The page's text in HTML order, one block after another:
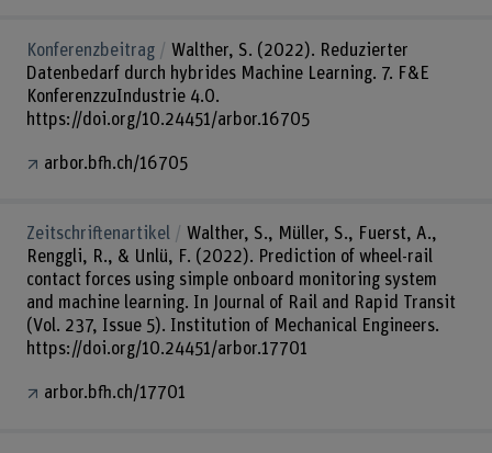
Konferenzbeitrag
Walther, S. (2022). Reduzierter
Datenbedarf durch hybrides Machine Learning. 7. F&E
KonferenzzuIndustrie 4.0.
https://doi.org/10.24451/arbor.16705
arbor.bfh.ch/16705
Zeitschriftenartikel
Walther, S., Müller, S., Fuerst, A.,
Renggli, R., & Unlü, F. (2022). Prediction of wheel-rail
contact forces using simple onboard monitoring system
and machine learning. In Journal of Rail and Rapid Transit
(Vol. 237, Issue 5). Institution of Mechanical Engineers.
https://doi.org/10.24451/arbor.17701
arbor.bfh.ch/17701